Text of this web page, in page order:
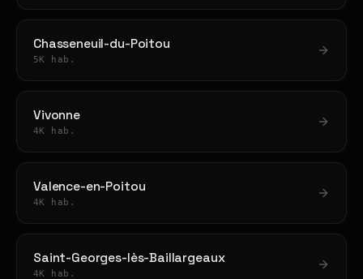
Chasseneuil-du-Poitou
5K hab.
Vivonne
4K hab.
Valence-en-Poitou
4K hab.
Saint-Georges-lès-Baillargeaux
4K hab.